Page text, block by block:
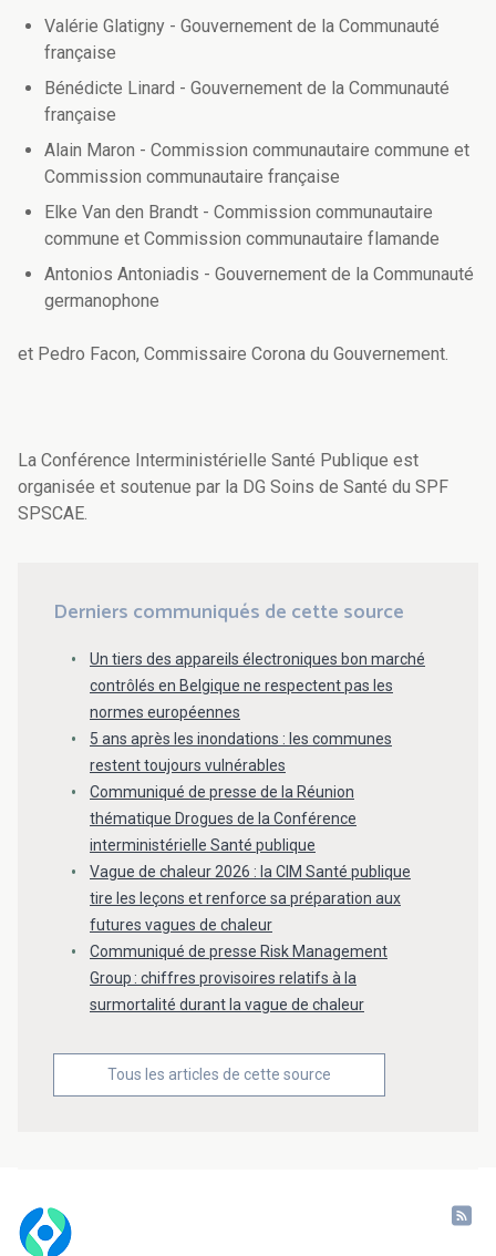
Valérie Glatigny - Gouvernement de la Communauté
française
Bénédicte Linard - Gouvernement de la Communauté
française
Alain Maron - Commission communautaire commune et
Commission communautaire française
Elke Van den Brandt - Commission communautaire
commune et Commission communautaire flamande
Antonios Antoniadis - Gouvernement de la Communauté
germanophone
et Pedro Facon, Commissaire Corona du Gouvernement.
La Conférence Interministérielle Santé Publique est
organisée et soutenue par la DG Soins de Santé du SPF
SPSCAE.
Derniers communiqués de cette source
Un tiers des appareils électroniques bon marché
contrôlés en Belgique ne respectent pas les
normes européennes
5 ans après les inondations : les communes
restent toujours vulnérables
Communiqué de presse de la Réunion
thématique Drogues de la Conférence
interministérielle Santé publique
Vague de chaleur 2026 : la CIM Santé publique
tire les leçons et renforce sa préparation aux
futures vagues de chaleur
Communiqué de presse Risk Management
Group : chiffres provisoires relatifs à la
surmortalité durant la vague de chaleur
Tous les articles de cette source